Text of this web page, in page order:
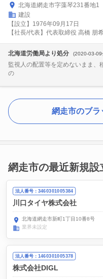
北海道網走市字藻琴231番地1
建設
【設立】1976年09月17日
【社長/代表】代表取締役 高橋 朋
北海道労働局より処分 (2020-03-09
監視人の配置等を定めないまま、
の
網走市のブラ
網走市の最近新規設
法人番号：3460301005384
川口タイヤ株式会社
北海道網走市新町1丁目10番8号
業界未設定
法人番号：1460301005378
株式会社DIGL